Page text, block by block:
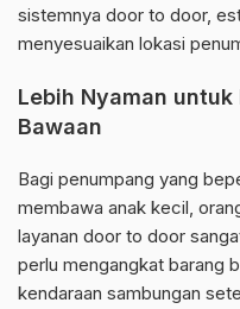
sistemnya door to door,
menyesuaikan lokasi
Lebih Nyaman
Bawaan
Bagi penumpang yang
membawa anak kecil,
layanan door to door
perlu mengangkat barang
kendaraan sambungan